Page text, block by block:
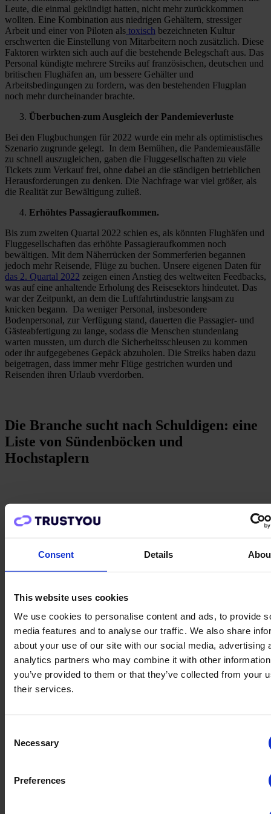
Consent Details
This website uses cookies
We use cookies to personalise content and ads, to provide
media features and to analyse our traffic. We also share
about your use of our site with our social media, advertising
analytics partners who may combine it with other
you’ve provided to them or that they’ve collected from your
their services.
Selection
Necessary
Preferences
Leute, die einmal gekündigt hatten, nicht mehr zurückkommen
wollten. Eine Kombination aus niedrigen Gehältern, stressiger
Arbeit und einer von Piloten als toxisch bezeichneten Kultur
erschwerten die Einstellung von Mitarbeitern noch zusätzlich. Diese
Faktoren wirkten sich auch auf die bestehende Belegschaft aus. Das
Personal kündigte mehrere Streiks auf französischen, deutschen und
britischen Flughäfen an, um bessere Gehälter und
Arbeitsbedingungen zu fordern, was den bestehenden Flugplan
noch mehr durcheinander brachte.
Überbuchen zum Ausgleich der Pandemieverluste
Bei den Flugbuchungen für 2022 wurde ein mehr als optimistisches
Szenario zugrunde gelegt. In dem Bemühen, die Pandemieausfälle
zu schnell auszugleichen, gaben die Fluggesellschaften zu viele
Tickets zum Verkauf frei, ohne dabei an die ständigen betrieblichen
Herausforderungen zu denken. Die Nachfrage war viel größer, als
die Realität zur Bewältigung zuließ.
Erhöhtes Passagieraufkommen.
Bis zum zweiten Quartal 2022 schien es, als könnten Flughäfen und
Fluggesellschaften das erhöhte Passagieraufkommen noch
bewältigen. Mit dem Näherrücken der Sommerferien begannen
jedoch mehr Reisende, Flüge zu buchen. Unsere eigenen Daten für
das 2. Quartal 2022 zeigen einen Anstieg des weltweiten Feedbacks,
was auf eine anhaltende Erholung des Reisesektors hindeutet. Das
war der Zeitpunkt, an dem die Luftfahrtindustrie langsam zu
knicken begann. Da weniger Personal, insbesondere
Bodenpersonal, zur Verfügung stand, dauerten die Passagier- und
Gästeabfertigung zu lange, sodass die Menschen stundenlang
warten mussten, um durch die Sicherheitsschleusen zu kommen
oder ihr aufgegebenes Gepäck abzuholen. Die Streiks haben dazu
beigetragen, dass immer mehr Flüge gestrichen wurden und
Reisenden ihren Urlaub vverdorben.
Die Branche sucht nach Schuldigen: eine
Liste von Sündenböcken und
Hochstaplern
Die als Flughafenchaos bezeichnete Situation ist nicht allein auf die
mangelnde Organisation der Flughäfen zurückzuführen. Auch die
die Hauptakteure gegenseitig beschuldigen oder Sündenböcke zu
Die Fluggesellschaftenbeschuldigen die Flughäfen, nicht
Die Flughäfen beschuldigen die Fluggesellschaften, nicht
genug Personal einzustellen.
Die Flughäfen glauben, dass
der Tik-Tok-Trend
die Ursache
für einen Teil des Chaos sein könnte: ein virales Video mit
einem “Reise-Hack”, mit dem man Warteschlangen umgehen
kann, indem man sich als behindert ausgibt oder
gesundheitliche Probleme vorspielt. Der Flughafen Heathrow
hat behauptet, dass seit der Pandemie mehr Menschen
Passagiere, die versuchen, zu viele Flüssigkeiten
Warteschlangen bei der Sicherheitskontrolle verantwortlich
gemacht.